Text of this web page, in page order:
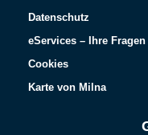
Datenschutz
eServices – Ihre Fragen
Cookies
Karte von Milna